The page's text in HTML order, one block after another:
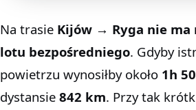
Na trasie Kijów → Ryga nie ma
lotu bezpośredniego. Gdyby
powietrzu wynosiłby około 1h
dystansie 842 km. Przy tak